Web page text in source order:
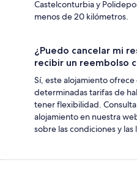
Castelconturbia y
menos de 20 kilómetros.
¿Puedo cancelar mi
recibir un reembolso
Sí, este alojamiento
determinadas tarifas de
tener flexibilidad.
alojamiento en nuestra
sobre las condiciones y las